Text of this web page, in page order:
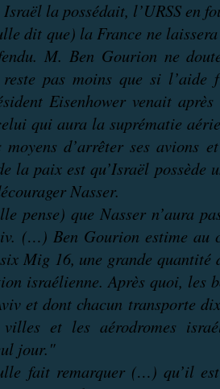
la possédait, l’URSS en
dit que) la France ne
M. Ben Gourion ne
pas moins que si l’aide
Eisenhower venait
qui aura la suprématie
moyens d’arrêter ses avions
la paix est qu’Israël
Nasser.
pense) que Nasser n’aura
(…) Ben Gourion estime au
Mig 16, une grande
israélienne. Après quoi, les
et dont chacun transporte
et les aérodromes
jour."
fait remarquer (…) qu’il